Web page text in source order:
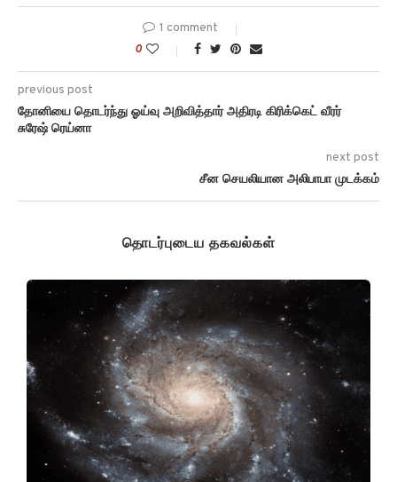
1 comment
0
previous post
தோனியை தொடர்ந்து ஓய்வு அறிவித்தார் அதிரடி கிரிக்கெட் வீரர்
சுரேஷ் ரெய்னா
next post
சீன செயலியான அலிபாபா முடக்கம்
தொடர்புடைய தகவல்கள்